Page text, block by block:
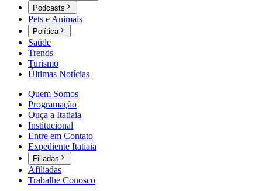
Podcasts
Pets e Animais
Política
Saúde
Trends
Turismo
Últimas Notícias
Quem Somos
Programação
Ouça a Itatiaia
Institucional
Entre em Contato
Expediente Itatiaia
Filiadas
Afiliadas
Trabalhe Conosco